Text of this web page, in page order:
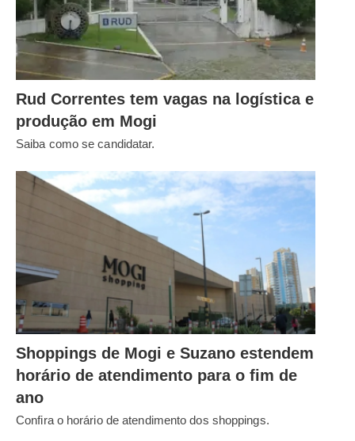
Rud Correntes tem vagas na logística e
produção em Mogi
Saiba como se candidatar.
Shoppings de Mogi e Suzano estendem
horário de atendimento para o fim de
ano
Confira o horário de atendimento dos shoppings.